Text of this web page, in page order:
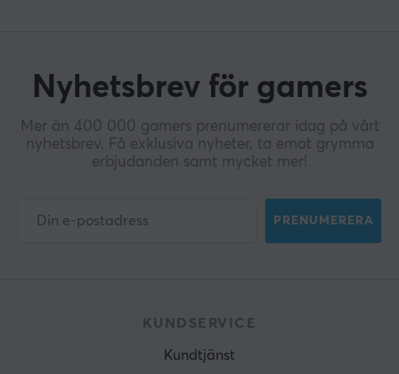
Nyhetsbrev för gamers
Mer än 400 000 gamers prenumererar idag på vårt
nyhetsbrev. Få exklusiva nyheter, ta emot grymma
erbjudanden samt mycket mer!
PRENUMERERA
KUNDSERVICE
Kundtjänst